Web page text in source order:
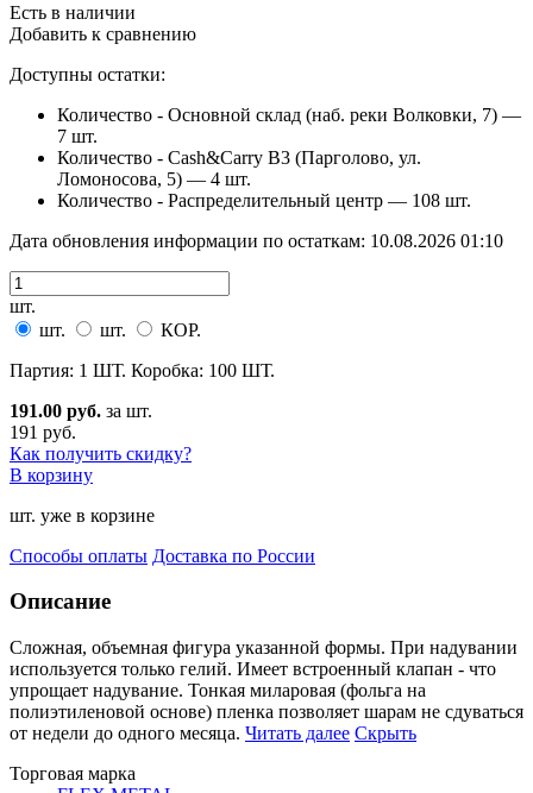
Есть в наличии
Добавить к сравнению
Доступны остатки:
Количество - Основной склад (наб. реки Волковки, 7) —
7 шт.
Количество - Cash&Carry B3 (Парголово, ул.
Ломоносова, 5) — 4 шт.
Количество - Распределительный центр — 108 шт.
Дата обновления информации по остаткам: 10.08.2026 01:10
шт.
шт.
шт.
КОР.
Партия: 1 ШТ. Коробка: 100 ШТ.
191.00 руб. за шт.
191 руб.
Как получить скидку?
В корзину
шт. уже в корзине
Способы оплаты Доставка по России
Описание
Сложная, объемная фигура указанной формы. При надувании
используется только гелий. Имеет встроенный клапан - что
упрощает надувание. Тонкая миларовая (фольга на
полиэтиленовой основе) пленка позволяет шарам не сдуваться
от недели до одного месяца. Читать далее Скрыть
Торговая марка